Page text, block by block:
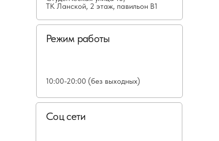
ТК Ланской, 2 этаж, павильон В1
Режим работы
10:00-20:00 (без выходных)
Соц сети